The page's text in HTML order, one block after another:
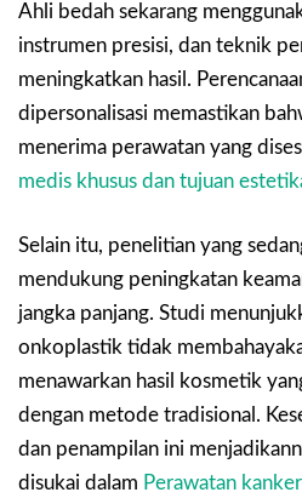
Ahli bedah sekarang
instrumen presisi, dan teknik
meningkatkan hasil.
dipersonalisasi memastikan
menerima perawatan yang
medis khusus dan tujuan
Selain itu, penelitian yang
mendukung peningkatan
jangka panjang. Studi
onkoplastik tidak
menawarkan hasil kosmetik
dengan metode tradisional.
dan penampilan ini
disukai dalam Perawatan